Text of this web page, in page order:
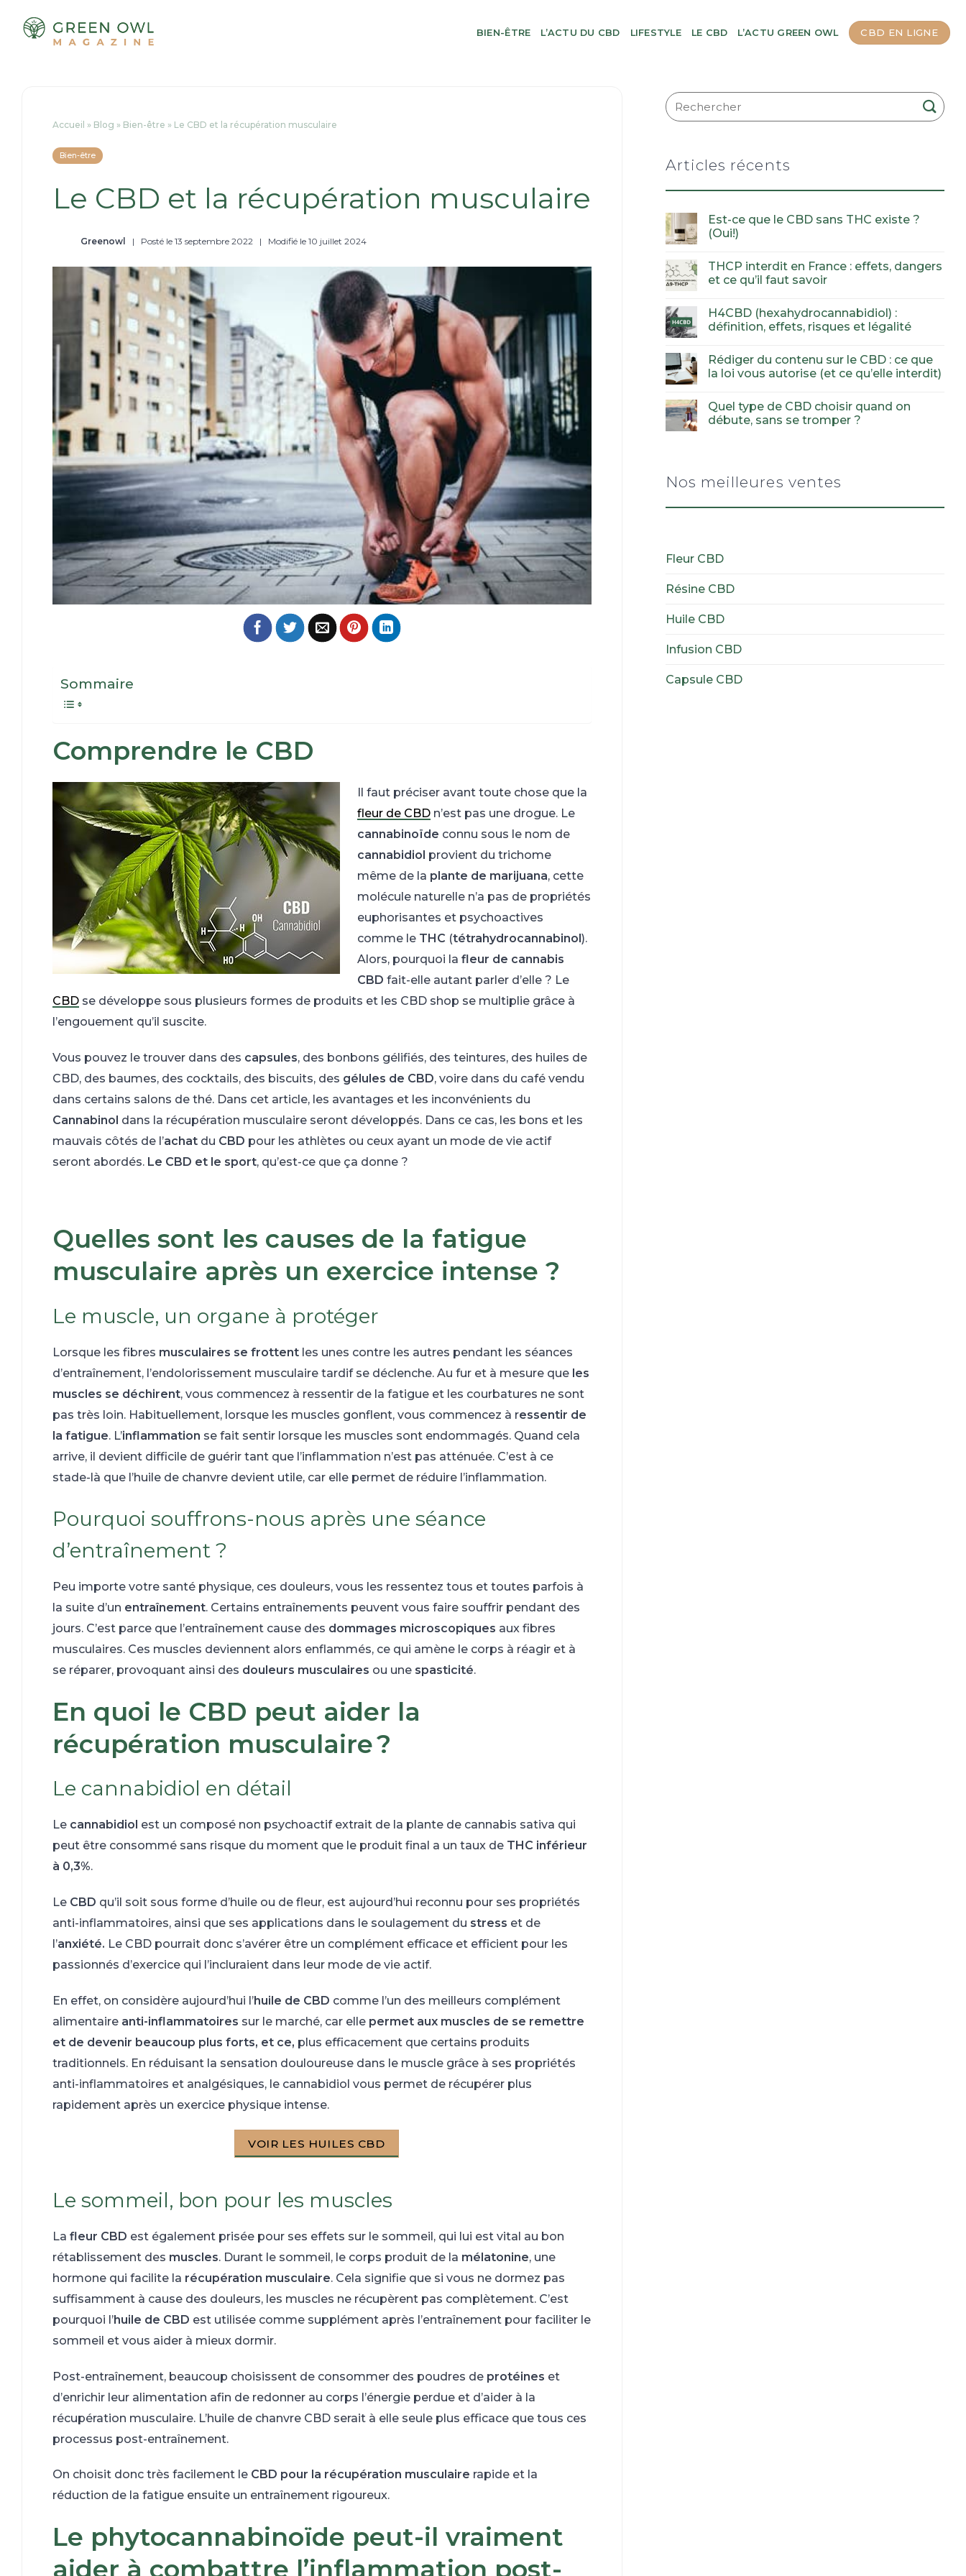
BIEN-ÊTRE L’ACTU DU CBD LIFESTYLE LE CBD L’ACTU GREEN OWL CBD EN LIGNE
Accueil » Blog » Bien-être » Le CBD et la récupération musculaire
Bien-être
Le CBD et la récupération musculaire
Greenowl | Posté le 13 septembre 2022 | Modifié le 10 juillet 2024
Sommaire
Comprendre le CBD
Il faut préciser avant toute chose que la
fleur de CBDn’est pas une drogue. Le
cannabinoïde connu sous le nom de
cannabidiol provient du trichome
même de la plante de marijuana, cette
molécule naturelle n’a pas de propriétés
euphorisantes et psychoactives
comme le THC (tétrahydrocannabinol).
Alors, pourquoi la fleur de cannabis
CBD fait-elle autant parler d’elle ? Le
CBDse développe sous plusieurs formes de produits et les CBD shop se multiplie grâce à
l’engouement qu’il suscite.
Vous pouvez le trouver dans des capsules, des bonbons gélifiés, des teintures, des huiles de
CBD, des baumes, des cocktails, des biscuits, des gélules de CBD, voire dans du café vendu
dans certains salons de thé. Dans cet article, les avantages et les inconvénients du
Cannabinol dans la récupération musculaire seront développés. Dans ce cas, les bons et les
mauvais côtés de l’achatdu CBD pour les athlètes ou ceux ayant un mode de vie actif
seront abordés. Le CBD et le sport, qu’est-ce que ça donne ?
Quelles sont les causes de la fatigue
musculaire après un exercice intense ?
Le muscle, un organe à protéger
Lorsque les fibres musculaires se frottentles unes contre les autres pendant les séances
d’entraînement, l’endolorissement musculaire tardif se déclenche. Au fur et à mesure que les
muscles se déchirent, vous commencez à ressentir de la fatigue et les courbatures ne sont
pas très loin. Habituellement, lorsque les muscles gonflent, vous commencez à ressentir de
la fatigue. L’inflammation se fait sentir lorsque les muscles sont endommagés. Quand cela
arrive, il devient difficile de guérir tant que l’inflammation n’est pas atténuée. C’est à ce
stade-là que l’huile de chanvre devient utile, car elle permet de réduire l’inflammation.
Pourquoi souffrons-nous après une séance
d’entraînement ?
Peu importe votre santé physique, ces douleurs, vous les ressentez tous et toutes parfois à
la suite d’un entraînement. Certains entraînements peuvent vous faire souffrir pendant des
jours. C’est parce que l’entraînement cause des dommages microscopiques aux fibres
musculaires. Ces muscles deviennent alors enflammés, ce qui amène le corps à réagir et à
se réparer, provoquant ainsi des douleurs musculaires ou une spasticité.
En quoi le CBD peut aider la
récupération musculaire ?
Le cannabidiol en détail
Le cannabidiol est un composé non psychoactif extrait de la plante de cannabis sativa qui
peut être consommé sans risque du moment que le produit final a un taux de THC inférieur
à 0,3%.
LeCBD qu’il soit sous forme d’huile ou de fleur, est aujourd’hui reconnu pour ses propriétés
anti-inflammatoires, ainsi que ses applications dans le soulagement du stress et de
l’anxiété. Le CBD pourrait donc s’avérer être un complément efficace et efficient pour les
passionnés d’exercice qui l’incluraient dans leur mode de vie actif.
En effet, on considère aujourd’hui l’huile de CBD comme l’un des meilleurs complément
alimentaire anti-inflammatoires sur le marché, car elle permet aux muscles de se remettre
et de devenir beaucoup plus forts, et ce, plus efficacement que certains produits
traditionnels. En réduisant la sensation douloureuse dans le muscle grâce à ses propriétés
anti-inflammatoires et analgésiques, le cannabidiol vous permet de récupérer plus
rapidement après un exercice physique intense.
VOIR LES HUILES CBD
Le sommeil, bon pour les muscles
La fleur CBD est également prisée pour ses effets sur le sommeil, qui lui est vital au bon
rétablissement des muscles. Durant le sommeil, le corps produit de la mélatonine, une
hormone qui facilite la récupération musculaire. Cela signifie que si vous ne dormez pas
suffisamment à cause des douleurs, les muscles ne récupèrent pas complètement. C’est
pourquoi l’huile de CBD est utilisée comme supplément après l’entraînement pour faciliter le
sommeil et vous aider à mieux dormir.
Post-entraînement, beaucoup choisissent de consommer des poudres de protéines et
d’enrichir leur alimentation afin de redonner au corps l’énergie perdue et d’aider à la
récupération musculaire. L’huile de chanvre CBD serait à elle seule plus efficace que tous ces
processus post-entraînement.
On choisit donc très facilement le CBD pour la récupération musculaire rapide et la
réduction de la fatigue ensuite un entraînement rigoureux.
Le phytocannabinoïde peut-il vraiment
aider à combattre l’inflammation post-
Articles récents
Est-ce que le CBD sans THC existe ?
(Oui!)
THCP interdit en France : effets, dangers
et ce qu’il faut savoir
H4CBD (hexahydrocannabidiol) :
définition, effets, risques et légalité
Rédiger du contenu sur le CBD : ce que
la loi vous autorise (et ce qu’elle interdit)
Quel type de CBD choisir quand on
débute, sans se tromper ?
Nos meilleures ventes
Fleur CBD
Résine CBD
Huile CBD
Infusion CBD
Capsule CBD